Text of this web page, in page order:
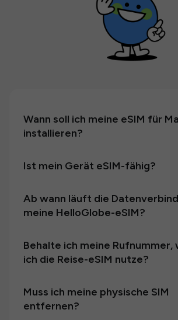
Wann soll ich meine eSIM für
installieren?
Ist mein Gerät eSIM-fähig?
Ab wann läuft die
meine HelloGlobe-eSIM?
Behalte ich meine Rufnummer,
ich die Reise-eSIM nutze?
Muss ich meine physische SIM
entfernen?